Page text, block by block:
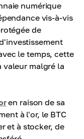
numérique
vis-à-vis
de
le temps, cette
valeur malgré la
en raison de sa
à l'or, le BTC
et à stocker, de